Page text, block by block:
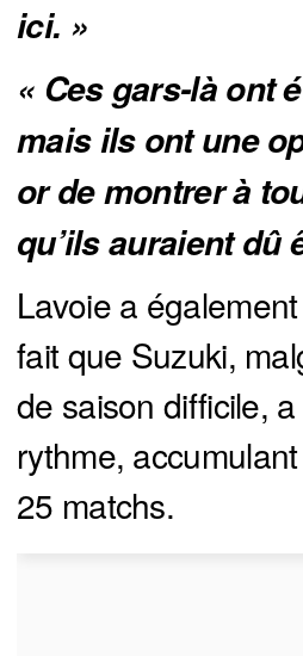
ici. »
« Ces gars-là ont
mais ils ont une
or de montrer à
qu’ils auraient dû
Lavoie a
fait que Suzuki,
de saison difficile,
rythme,
25 matchs.